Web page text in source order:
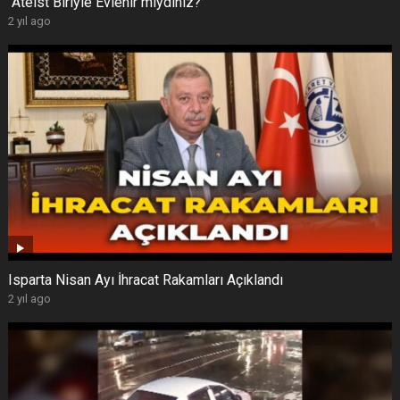
2 yıl ago
Isparta Nisan Ayı İhracat Rakamları Açıklandı
2 yıl ago